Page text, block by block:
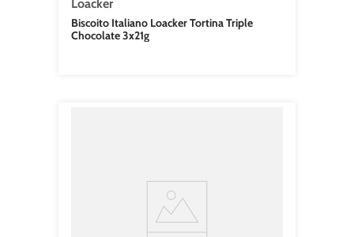
Loacker
Biscoito Italiano Loacker Tortina Triple
Chocolate 3x21g